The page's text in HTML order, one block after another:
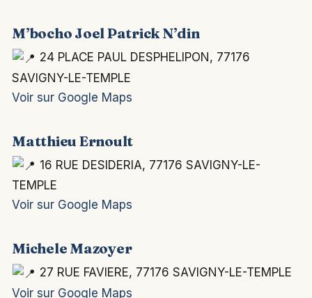
M’bocho Joel Patrick N’din
24 PLACE PAUL DESPHELIPON, 77176
SAVIGNY-LE-TEMPLE
Voir sur Google Maps
Matthieu Ernoult
16 RUE DESIDERIA, 77176 SAVIGNY-LE-
TEMPLE
Voir sur Google Maps
Michele Mazoyer
27 RUE FAVIERE, 77176 SAVIGNY-LE-TEMPLE
Voir sur Google Maps